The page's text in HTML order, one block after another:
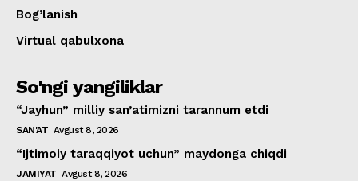
Bog’lanish
Virtual qabulxona
So'ngi yangiliklar
“Jayhun” milliy san’atimizni tarannum etdi
SAN'AT Avgust 8, 2026
“Ijtimoiy taraqqiyot uchun” maydonga chiqdi
JAMIYAT Avgust 8, 2026